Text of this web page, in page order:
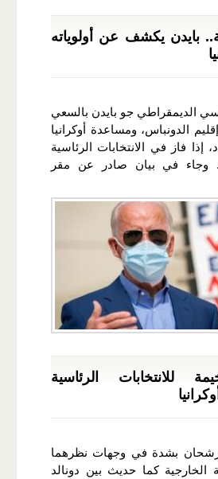
بايدن يكشف عن أولوياته
الديمقراطي جو بايدن بالسعي
الدونباس، ومساعدة أوكرانيا
إذا فاز في الانتخابات الرئاسية
وجاء في بيان صادر عن مقر
للانتخابات الرئاسية
بشدة في وجهات نظرهما
الخارجية كما حديث بين دونالد